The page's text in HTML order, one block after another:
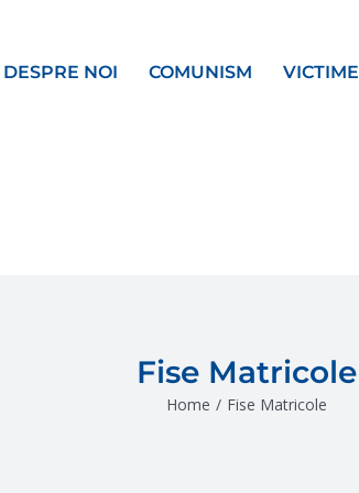
DESPRE NOI COMUNISM VICTIME
Fise Matricole
Home / Fise Matricole